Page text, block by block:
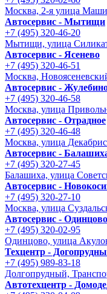
Москва, 2-я улица
Автосервис - Мытищи
+7 (495) 320-46-20
Мытищи, улица
Автосервис - Ясенево
+7 (495) 320-46-51
Москва,
Автосервис -
+7 (495) 320-46-58
Москва, улица
Автосервис - Отрадное
+7 (495) 320-46-48
Москва, улица
Автосервис -
+7 (495) 320-27-45
Балашиха, улица
Автосервис -
+7 (495) 320-27-10
Москва, улица
Автосервис - Одинцово
+7 (495) 320-02-95
Одинцово, улица
Техцентр -
+7 (495) 989-83-18
Долгопрудный,
Автотехцентр -